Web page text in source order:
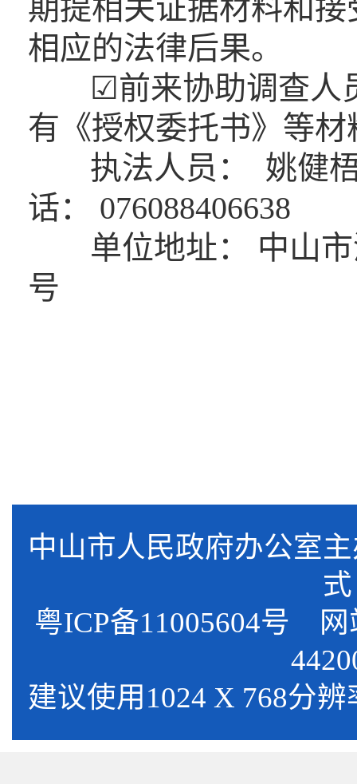
期提相关证据材料和
相应的法律后
☑前来协助调查人
有《授权
执法人员： 姚健
话：
单位地址： 中山
中山市人民政府办公
式
粤ICP备11005604号 网
建议使用1024 X 768分